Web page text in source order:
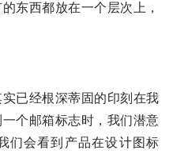
东西都放在一个层次上，
已经根深蒂固的印刻在我
个邮箱标志时，我们潜意
们会看到产品在设计图标